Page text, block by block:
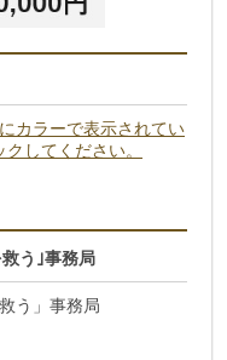
カラーで表示されてい
してください。
う｣事務局
う」事務局